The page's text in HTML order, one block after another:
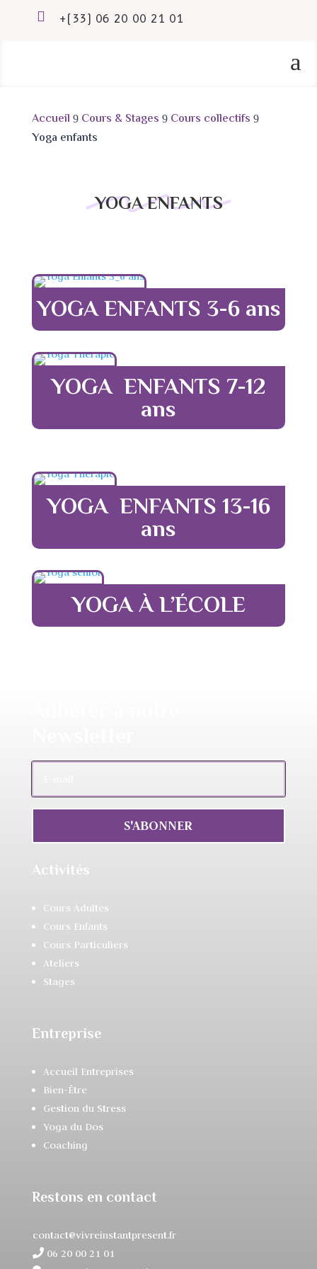
 +(33) 06 20 00 21 01
a
Accueil 9 Cours & Stages 9 Cours collectifs 9
Yoga enfants
YOGA ENFANTS
YOGA ENFANTS 3-6 ans
YOGA ENFANTS 7-12
ans
YOGA ENFANTS 13-16
ans
YOGA À L’ÉCOLE
S'ABONNER
Activités
Cours Adultes
Cours Enfants
Cours Particuliers
Ateliers
Stages
Entreprise
Accueil Entreprises
Bien-Être
Gestion du Stress
Yoga du Dos
Coaching
Restons en contact
contact@vivreinstantpresent.fr
06 20 00 21 01